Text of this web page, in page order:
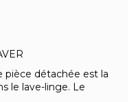
détachée est la
le lave-linge. Le